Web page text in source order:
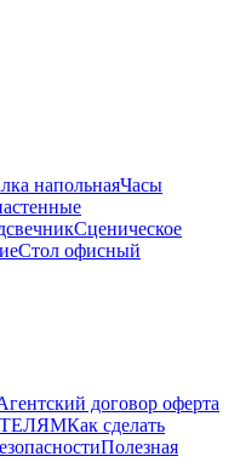
напольнаяЧасы
Сценическое
Стол офисный
договор оферта
Как сделать
Полезная